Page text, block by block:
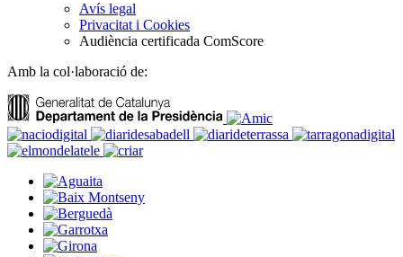
Avís legal
Privacitat i Cookies
Audiència certificada ComScore
Amb la col·laboració de: